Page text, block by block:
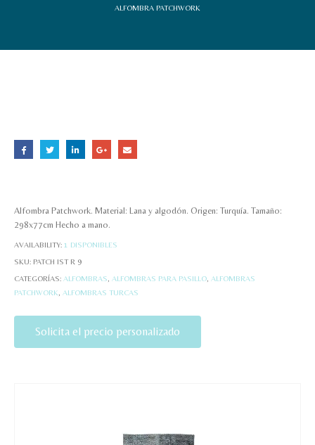
ALFOMBRA PATCHWORK
Alfombra Patchwork. Material: Lana y algodón. Origen: Turquía. Tamaño:
298x77cm Hecho a mano.
AVAILABILITY: 1 DISPONIBLES
SKU: PATCH IST R 9
CATEGORÍAS: ALFOMBRAS ALFOMBRAS PARA PASILLO ALFOMBRAS
PATCHWORK
ALFOMBRAS TURCAS
Solicita el precio personalizado